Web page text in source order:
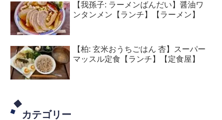
【我孫子: ラーメンばんだい】醤油ワ
ンタンメン【ランチ】【ラーメン】
【柏: 玄米おうちごはん 杏】スーパー
マッスル定食【ランチ】【定食屋】
カテゴリー